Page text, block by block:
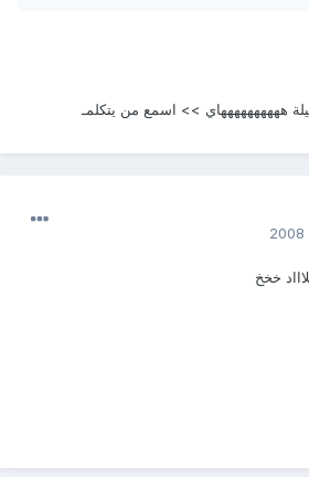
ههههههههههاي >> اسمع من يتكلمـ
خخخ